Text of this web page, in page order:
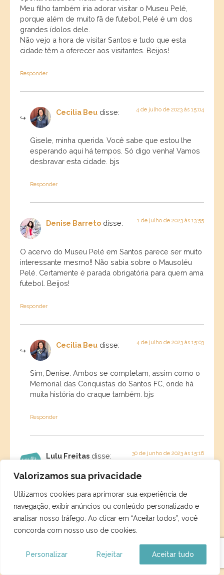
Valorizamos sua privacidade
Utilizamos cookies para aprimorar sua experiência de
navegação, exibir anúncios ou conteúdo personalizado e
analisar nosso tráfego. Ao clicar em “Aceitar todos”, você
concorda com nosso uso de cookies.
Personalizar Rejeitar Aceitar tudo
Meu filho também iria adorar visitar o Museu Pelé,
porque além de muito fã de futebol, Pelé é um dos
grandes ídolos dele.
Não vejo a hora de visitar Santos e tudo que esta
cidade têm a oferecer aos visitantes. Beijos!
Responder
Cecilia Beu disse: 4 de julho de 2023 às 15:04
Gisele, minha querida. Você sabe que estou lhe
esperando aqui há tempos. Só digo venha! Vamos
desbravar esta cidade. bjs
Responder
Denise Barreto disse: 1 de julho de 2023 às 13:55
O acervo do Museu Pelé em Santos parece ser muito
interessante mesmo!! Não sabia sobre o Mausoléu
Pelé. Certamente é parada obrigatória para quem ama
futebol. Beijos!
Responder
Cecilia Beu disse: 4 de julho de 2023 às 15:03
Sim, Denise. Ambos se completam, assim como o
Memorial das Conquistas do Santos FC, onde há
muita história do craque também. bjs
Responder
Lulu Freitas disse: 30 de junho de 2023 às 15:16
Nunca tinha lido sobre ele e o achei muito bonito! Faz
jus ao rei. Não sabia que seu mausóleo tinha virado
um ponto turístico também. Lindo post